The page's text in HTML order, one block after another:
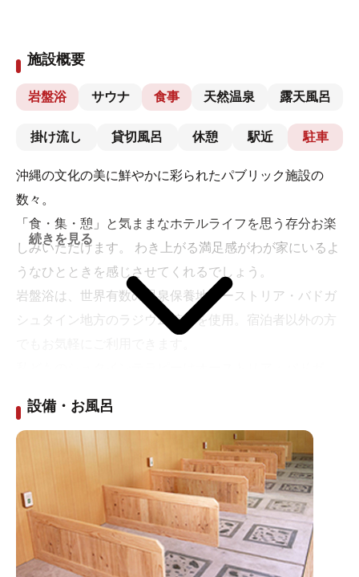
施設概要
岩盤浴 サウナ 食事 天然温泉 露天風呂
掛け流し 貸切風呂 休憩 駅近 駐車
沖縄の文化の美に鮮やかに彩られたパブリック施設の
数々。
「食・集・憩」と気ままなホテルライフを思う存分お楽
しみいただけます。 わき上がる満足感がわが家にいるよ
うなひとときを感じさせてくれるでしょう。
岩盤浴は、世界有数の温泉保養地オーストリア・バドガ
シュタイン地方のラジウム鉱石を使用。宿泊者以外の方
川温泉（秋田県）以上のラジウムやラドンガスを強力に
放射し、免疫力や自然治癒力の高まりを目的にしており
続きを見る
設備・お風呂